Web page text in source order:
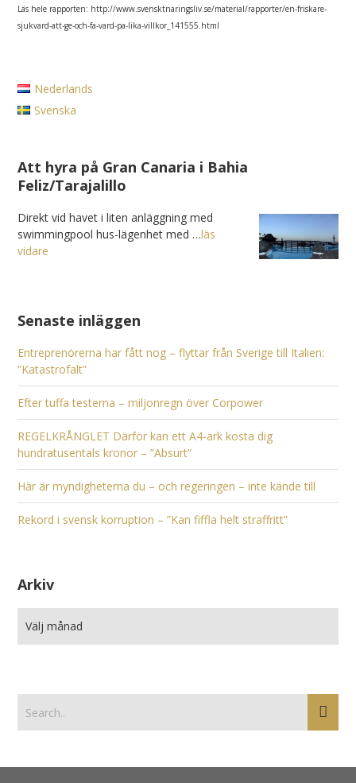
Läs hele rapporten: http://www.svensktnaringsliv.se/material/rapporter/en-friskare-
sjukvard-att-ge-och-fa-vard-pa-lika-villkor_141555.html
Nederlands
Svenska
Att hyra på Gran Canaria i Bahia
Feliz/Tarajalillo
Direkt vid havet i liten anläggning med
swimmingpool hus-lägenhet med …läs
vidare
Senaste inläggen
Entreprenörerna har fått nog – flyttar från Sverige till Italien:
”Katastrofalt”
Efter tuffa testerna – miljonregn över Corpower
REGELKRÅNGLET Därför kan ett A4-ark kosta dig
hundratusentals kronor – ”Absurt”
Här är myndigheterna du – och regeringen – inte kände till
Rekord i svensk korruption – ”Kan fiffla helt straffritt”
Arkiv